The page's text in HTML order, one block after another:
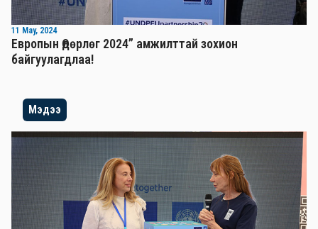
11 May, 2024
Европын Өдөрлөг 2024” амжилттай зохион
байгуулагдлаа!
Мэдээ